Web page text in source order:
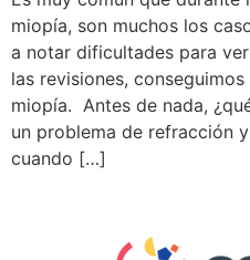
miopía, son muchos los
a notar dificultades para
las revisiones,
miopía. Antes de nada,
un problema de refracción
cuando […]